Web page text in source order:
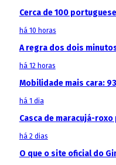
Cerca de 100
há 10 horas
A regra dos dois
há 12 horas
Mobilidade mais cara:
há 1 dia
Casca de maracujá-
há 2 dias
O que o site oficial do